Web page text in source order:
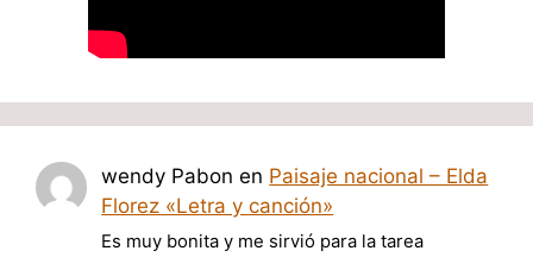
wendy Pabon en Paisaje nacional – Elda
Florez «Letra y canción»
Es muy bonita y me sirvió para la tarea